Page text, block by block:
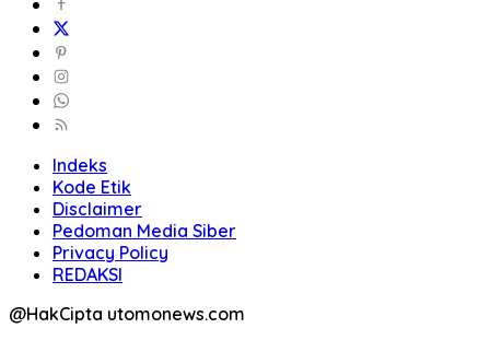
Indeks
Kode Etik
Disclaimer
Pedoman Media Siber
Privacy Policy
REDAKSI
@HakCipta utomonews.com